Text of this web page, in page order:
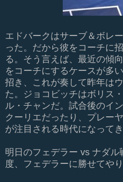
エドバークはサーブ＆ボレ
った。だから彼をコーチに
る。そう言えば、最近の傾
をコーチにするケースが多
招き、これが奏して昨年は
た。ジョコビッチはボリス
ル・チャンだ。試合後のイ
クーリエだったり、プレー
が注目される時代になってき
明日のフェデラー vs ナダ
度、フェデラーに勝せてやり